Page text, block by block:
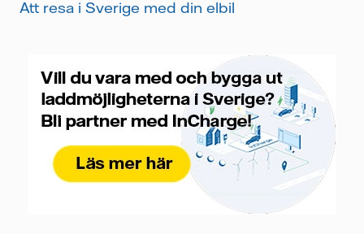
Att resa i Sverige med din elbil